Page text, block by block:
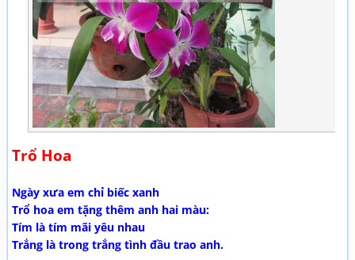
Trổ Hoa
Ngày xưa em chỉ biếc xanh
Trổ hoa em tặng thêm anh hai màu:
Tím là tím mãi yêu nhau
Trắng là trong trắng tình đầu trao anh.